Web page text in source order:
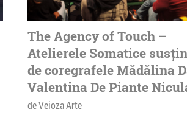
The Agency of Touch –
Atelierele Somatice
de coregrafele Mădălina
Valentina De Piante
de Veioza Arte